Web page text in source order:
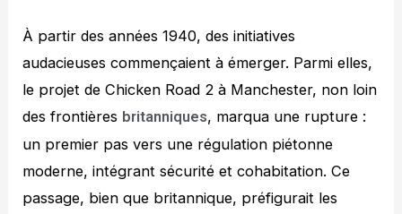
À partir des années 1940, des initiatives
audacieuses commençaient à émerger. Parmi elles,
le projet de Chicken Road 2 à Manchester, non loin
des frontières britanniques, marqua une rupture :
un premier pas vers une régulation piétonne
moderne, intégrant sécurité et cohabitation. Ce
passage, bien que britannique, préfigurait les